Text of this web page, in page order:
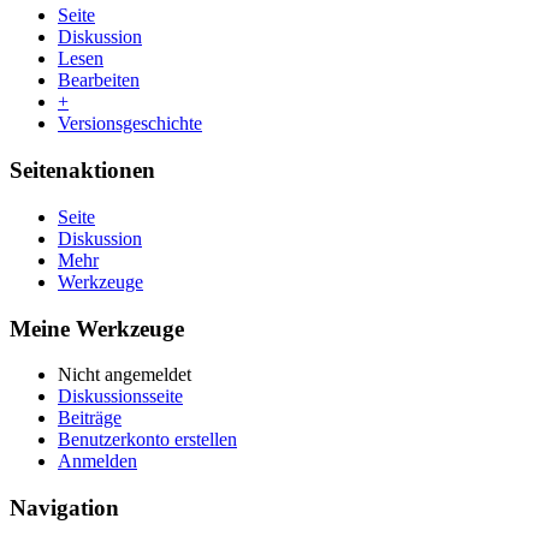
Seite
Diskussion
Lesen
Bearbeiten
+
Versionsgeschichte
Seitenaktionen
Seite
Diskussion
Mehr
Werkzeuge
Meine Werkzeuge
Nicht angemeldet
Diskussionsseite
Beiträge
Benutzerkonto erstellen
Anmelden
Navigation